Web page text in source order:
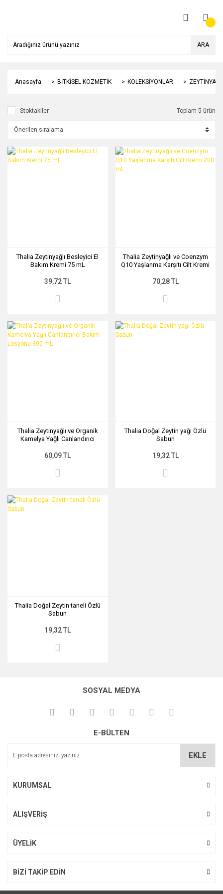
ARA
Anasayfa BİTKİSEL KOZMETİK KOLEKSİYONLAR ZEYTİNYAĞI
Stoktakiler Toplam 5 ürün
Thalia Zeytinyağlı Besleyici El
Bakım Kremi 75 mL
39,72 TL
Thalia Zeytinyağlı ve Coenzym
Q10 Yaşlanma Karşıtı Cilt Kremi
70,28 TL
Thalia Zeytinyağlı ve Organik
Kamelya Yağlı Canlandırıcı
60,09 TL
Thalia Doğal Zeytin yağı Özlü
Sabun
19,32 TL
Thalia Doğal Zeytin taneli Özlü
Sabun
19,32 TL
SOSYAL MEDYA
E-BÜLTEN
EKLE
KURUMSAL
ALIŞVERİŞ
ÜYELİK
BİZİ TAKİP EDİN